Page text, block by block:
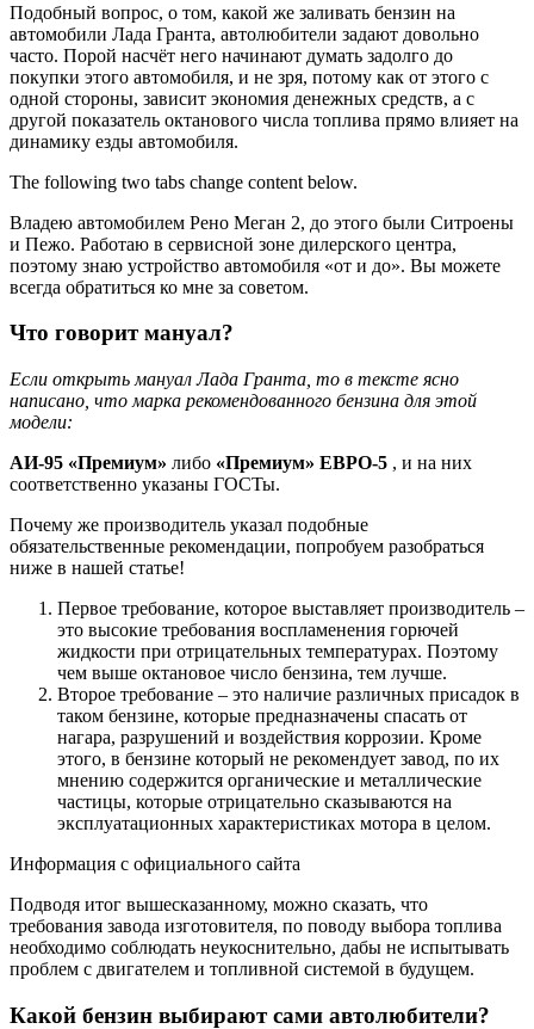
Подобный вопрос, о том, какой же заливать бензин на
автомобили Лада Гранта, автолюбители задают довольно
часто. Порой насчёт него начинают думать задолго до
покупки этого автомобиля, и не зря, потому как от этого с
одной стороны, зависит экономия денежных средств, а с
другой показатель октанового числа топлива прямо влияет на
динамику езды автомобиля.
The following two tabs change content below.
Владею автомобилем Рено Меган 2, до этого были Ситроены
и Пежо. Работаю в сервисной зоне дилерского центра,
поэтому знаю устройство автомобиля «от и до». Вы можете
всегда обратиться ко мне за советом.
Что говорит мануал?
Если открыть мануал Лада Гранта, то в тексте ясно
написано, что марка рекомендованного бензина для этой
модели:
АИ-95 «Премиум» либо «Премиум» ЕВРО-5 , и на них
соответственно указаны ГОСТы.
Почему же производитель указал подобные
обязательственные рекомендации, попробуем разобраться
ниже в нашей статье!
Первое требование, которое выставляет производитель –
это высокие требования воспламенения горючей
жидкости при отрицательных температурах. Поэтому
чем выше октановое число бензина, тем лучше.
Второе требование – это наличие различных присадок в
таком бензине, которые предназначены спасать от
нагара, разрушений и воздействия коррозии. Кроме
этого, в бензине который не рекомендует завод, по их
мнению содержится органические и металлические
частицы, которые отрицательно сказываются на
эксплуатационных характеристиках мотора в целом.
Информация с официального сайта
Подводя итог вышесказанному, можно сказать, что
требования завода изготовителя, по поводу выбора топлива
необходимо соблюдать неукоснительно, дабы не испытывать
проблем с двигателем и топливной системой в будущем.
Какой бензин выбирают сами автолюбители?